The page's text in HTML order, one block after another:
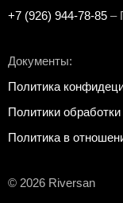
© 2026 Riversan
+7 (926) 944-78-85 –
Документы:
Политика
Политики
Политика в